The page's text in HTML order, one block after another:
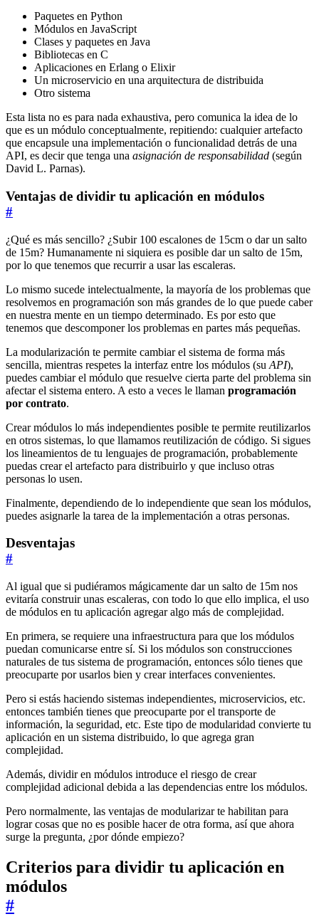
Paquetes en Python
Módulos en JavaScript
Clases y paquetes en Java
Bibliotecas en C
Aplicaciones en Erlang o Elixir
Un microservicio en una arquitectura de distribuida
Otro sistema
Esta lista no es para nada exhaustiva, pero comunica la idea de lo
que es un módulo conceptualmente, repitiendo: cualquier artefacto
que encapsule una implementación o funcionalidad detrás de una
API, es decir que tenga una asignación de responsabilidad (según
David L. Parnas).
Ventajas de dividir tu aplicación en módulos
#
¿Qué es más sencillo? ¿Subir 100 escalones de 15cm o dar un salto
de 15m? Humanamente ni siquiera es posible dar un salto de 15m,
por lo que tenemos que recurrir a usar las escaleras.
Lo mismo sucede intelectualmente, la mayoría de los problemas que
resolvemos en programación son más grandes de lo que puede caber
en nuestra mente en un tiempo determinado. Es por esto que
tenemos que descomponer los problemas en partes más pequeñas.
La modularización te permite cambiar el sistema de forma más
sencilla, mientras respetes la interfaz entre los módulos (su API),
puedes cambiar el módulo que resuelve cierta parte del problema sin
afectar el sistema entero. A esto a veces le llaman programación
por contrato.
Crear módulos lo más independientes posible te permite reutilizarlos
en otros sistemas, lo que llamamos reutilización de código. Si sigues
los lineamientos de tu lenguajes de programación, probablemente
puedas crear el artefacto para distribuirlo y que incluso otras
personas lo usen.
Finalmente, dependiendo de lo independiente que sean los módulos,
puedes asignarle la tarea de la implementación a otras personas.
Desventajas
#
Al igual que si pudiéramos mágicamente dar un salto de 15m nos
evitaría construir unas escaleras, con todo lo que ello implica, el uso
de módulos en tu aplicación agregar algo más de complejidad.
En primera, se requiere una infraestructura para que los módulos
puedan comunicarse entre sí. Si los módulos son construcciones
naturales de tus sistema de programación, entonces sólo tienes que
preocuparte por usarlos bien y crear interfaces convenientes.
Pero si estás haciendo sistemas independientes, microservicios, etc.
entonces también tienes que preocuparte por el transporte de
información, la seguridad, etc. Este tipo de modularidad convierte tu
aplicación en un sistema distribuido, lo que agrega gran
complejidad.
Además, dividir en módulos introduce el riesgo de crear
complejidad adicional debida a las dependencias entre los módulos.
Pero normalmente, las ventajas de modularizar te habilitan para
lograr cosas que no es posible hacer de otra forma, así que ahora
surge la pregunta, ¿por dónde empiezo?
Criterios para dividir tu aplicación en
módulos
#